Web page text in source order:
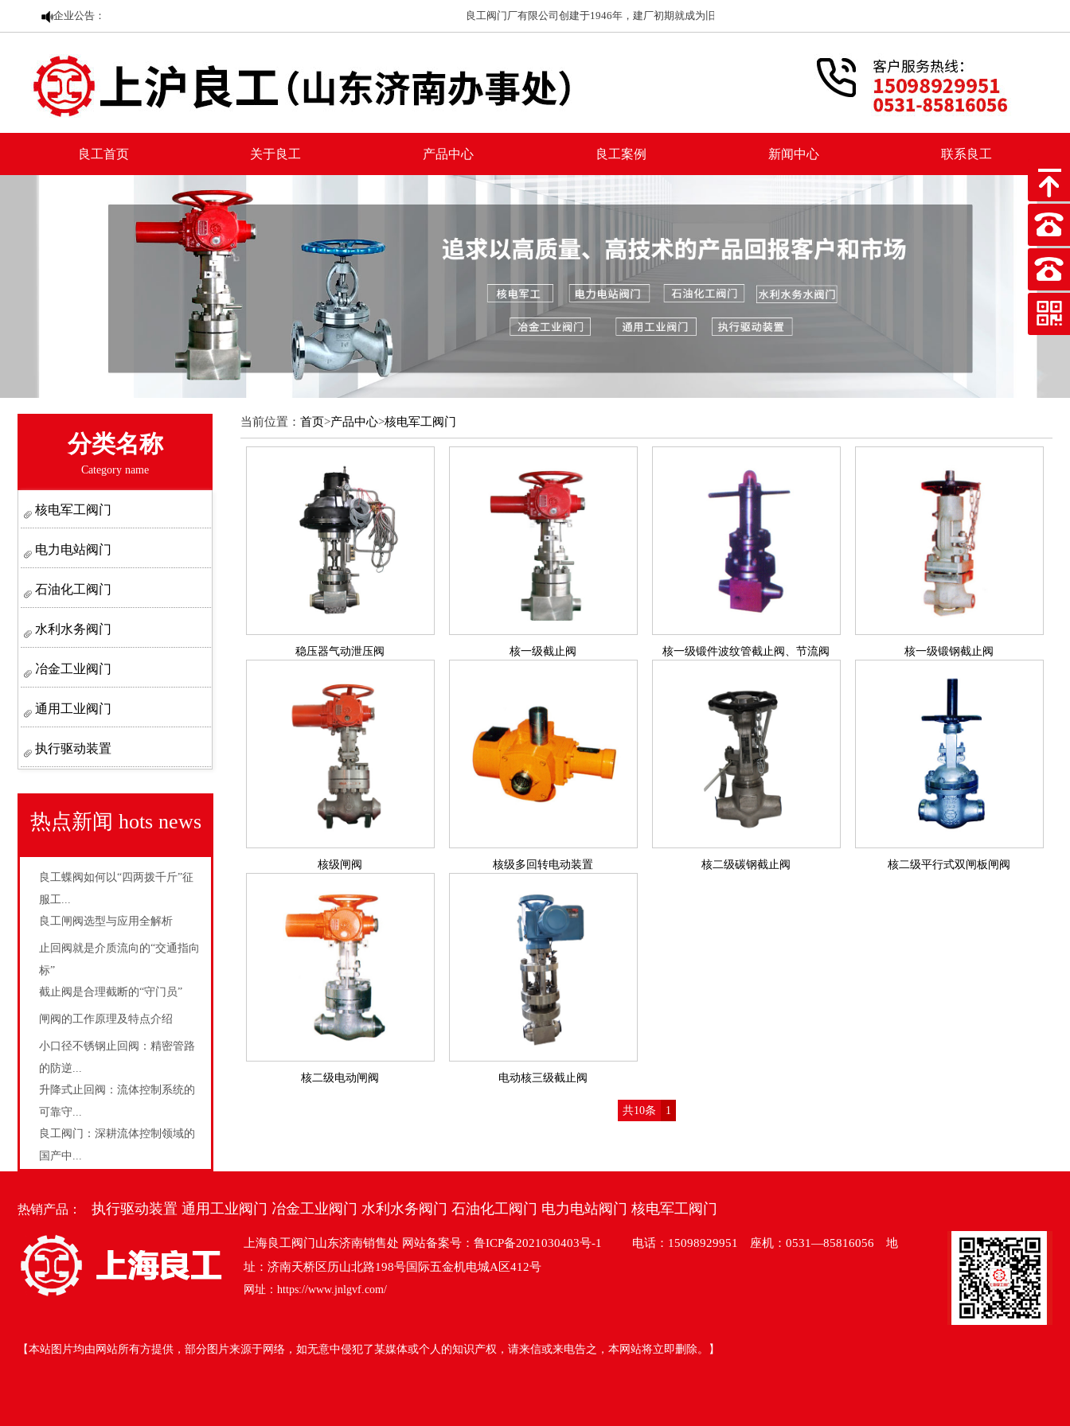
企业公告： 良工阀门厂有限公司创建于1946年，建厂初期就成为旧上海民族工业的企业。在新成立以后，上海良工阀门厂积出彩投身我国社会主义
良工首页 关于良工 产品中心 良工案例 新闻中心 联系良工
分类名称
Category name
核电军工阀门
电力电站阀门
石油化工阀门
水利水务阀门
冶金工业阀门
通用工业阀门
执行驱动装置
热点新闻 hots news
良工蝶阀如何以“四两拨千斤”征
服工...
良工闸阀选型与应用全解析
止回阀就是介质流向的“交通指向
标”
截止阀是合理截断的“守门员”
闸阀的工作原理及特点介绍
小口径不锈钢止回阀：精密管路
的防逆...
升降式止回阀：流体控制系统的
可靠守...
良工阀门：深耕流体控制领域的
国产中...
当前位置： 首页>产品中心>核电军工阀门
稳压器气动泄压阀 核一级截止阀 核一级锻件波纹管截止阀、节流阀 核一级锻钢截止阀
核级闸阀 核级多回转电动装置 核二级碳钢截止阀 核二级平行式双闸板闸阀
核二级电动闸阀 电动核三级截止阀
共10条 1
热销产品： 执行驱动装置 通用工业阀门 冶金工业阀门 水利水务阀门 石油化工阀门 电力电站阀门 核电军工阀门
上海良工阀门山东济南销售处 网站备案号：鲁ICP备2021030403号-1
电话：15098929951 座机：0531—85816056 地
址：济南天桥区历山北路198号国际五金机电城A区412号
网址： https://www.jnlgvf.com/
【本站图片均由网站所有方提供，部分图片来源于网络，如无意中侵犯了某媒体或个人的知识产权，请来信或来电告之，本网站将立即删除。】